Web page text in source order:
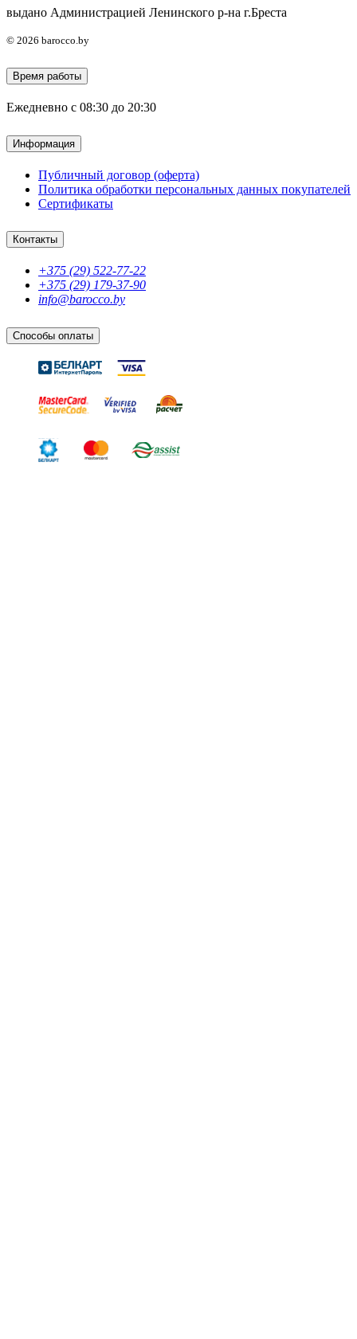
выдано Администрацией Ленинского р-на г.Бреста
© 2026 barocco.by
Время работы
Ежедневно с 08:30 до 20:30
Информация
Публичный договор (оферта)
Политика обработки персональных данных покупателей
Сертификаты
Контакты
+375 (29) 522-77-22
+375 (29) 179-37-90
info@barocco.by
Способы оплаты